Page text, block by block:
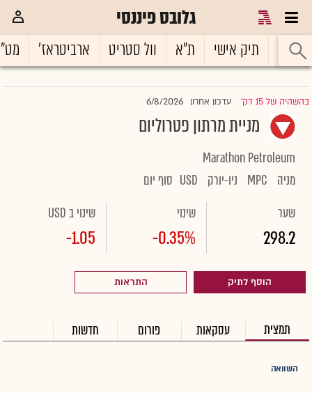
גלובס פיננסי
ראשי תיק אישי ת"א וול סטריט ארביטראז'
בהשהיה של 15 דק' |עדכון אחרון 6/8/2026
מניית מרתון פטרוליום
Marathon Petroleum
מניה
MPC ניו-יורק USD סוף יום
שער
298.2
שינוי
-0.35%
שינוי ב USD
-1.05
הוסף לתיק התראות
תמצית עסקאות פורום חדשות
השוואה